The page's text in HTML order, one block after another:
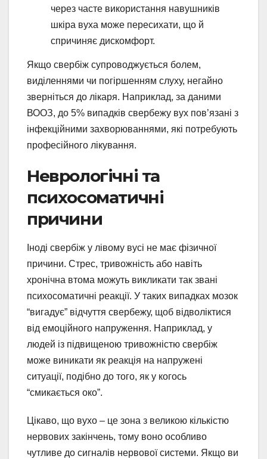
через часте використання навушників
шкіра вуха може пересихати, що й
спричиняє дискомфорт.
Якщо свербіж супроводжується болем,
виділеннями чи погіршенням слуху, негайно
зверніться до лікаря. Наприклад, за даними
ВООЗ, до 5% випадків свербежу вух пов’язані з
інфекційними захворюваннями, які потребують
професійного лікування.
Неврологічні та
психосоматичні
причини
Іноді свербіж у лівому вусі не має фізичної
причини. Стрес, тривожність або навіть
хронічна втома можуть викликати так звані
психосоматичні реакції. У таких випадках мозок
“вигадує” відчуття свербежу, щоб відволіктися
від емоційного напруження. Наприклад, у
людей із підвищеною тривожністю свербіж
може виникати як реакція на напружені
ситуації, подібно до того, як у когось
“смикається око”.
Цікаво, що вухо – це зона з великою кількістю
нервових закінчень, тому воно особливо
чутливе до сигналів нервової системи. Якщо ви